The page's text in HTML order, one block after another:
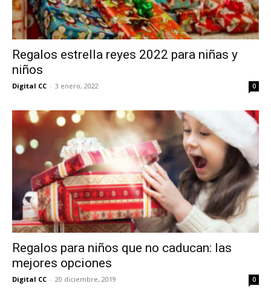
Regalos estrella reyes 2022 para niñas y
niños
Digital CC - 3 enero, 2022 0
Regalos para niños que no caducan: las
mejores opciones
Digital CC - 20 diciembre, 2019 0